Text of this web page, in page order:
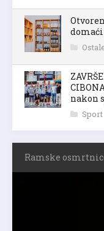
nakon
Sport
Ramske